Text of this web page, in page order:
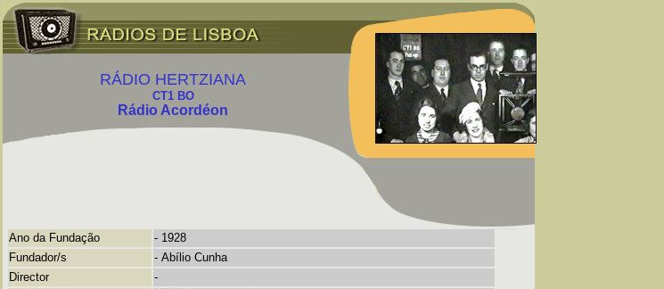
Ano da Fundação
- 1928
Fundador/s
- Abílio Cunha
Director
-
RÁDIO HERTZIANA
CT1 BO
Rádio Acordéon